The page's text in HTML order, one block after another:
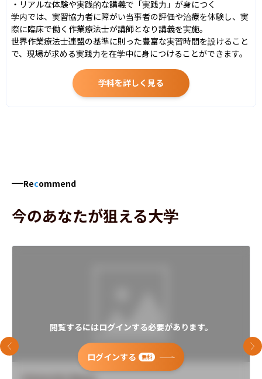
・リアルな体験や実践的な講義で「実践力」が身につく
学内では、実習協力者に障がい当事者の評価や治療を体験し、実
際に臨床で働く作業療法士が講師となり講義を実施。
世界作業療法士連盟の基準に則った豊富な実習時間を設けること
で、現場が求める実践力を在学中に身につけることができます。
学科を詳しく見る
Recommend
今のあなたが狙える大学
閲覧するにはログインする必要があります。
ログインする 無料
前のスライド 次